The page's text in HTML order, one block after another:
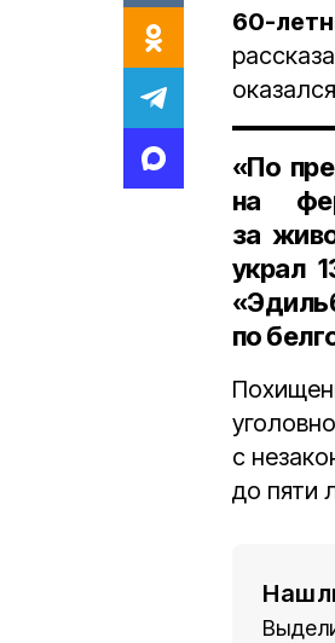
60-
оказался
«По
на
за
украл
по
с
до пяти